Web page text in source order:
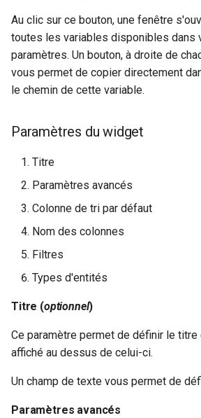
Au clic sur ce bouton, une fenêtre
toutes les variables disponibles dans
paramètres. Un bouton, à droite de
vous permet de copier directement
le chemin de cette variable.
Paramètres du widget
Titre
Paramètres avancés
Colonne de tri par défaut
Nom des colonnes
Filtres
Types d'entités
Titre (optionnel)
Ce paramètre permet de définir le
affiché au dessus de celui-ci.
Un champ de texte vous permet de
Paramètres avancés